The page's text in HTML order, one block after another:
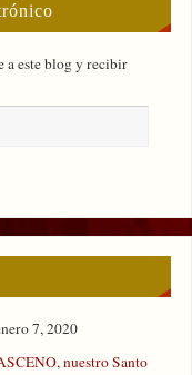
a este blog y recibir
7, 2020
nuestro Santo